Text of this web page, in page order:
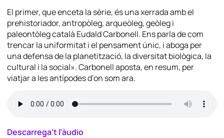
El primer, que enceta la sèrie, és una xerrada amb el
prehistoriador, antropòleg, arqueòleg, geòleg i
paleontòleg català Eudald Carbonell. Ens parla de com
trencar la uniformitat i el pensament únic, i aboga per
una defensa de la planetització, la diversitat biològica, la
cultural i la social». Carbonell aposta, en resum, per
viatjar a les antípodes d’on som ara.
Descarrega’t l’àudio